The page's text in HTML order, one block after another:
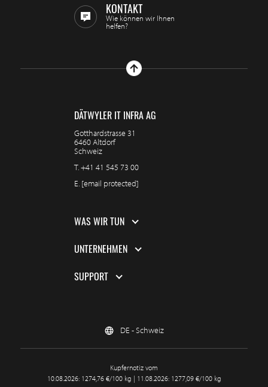
KONTAKT
Wie können wir Ihnen
helfen?
DÄTWYLER IT INFRA AG
Gotthardstrasse 31
6460 Altdorf
Schweiz
T.+41 41 545 73 00
E. [email protected]
WAS WIR TUN
UNTERNEHMEN
SUPPORT
DE - Schweiz
Kupfernotiz vom
10.08.2026: 1274,76 €/100 kg | 11.08.2026: 1277,09 €/100 kg